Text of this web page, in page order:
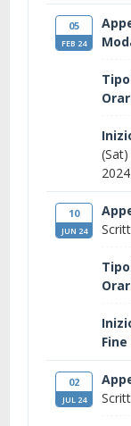
05
FEB 24
(Sat)
10
JUN 24
02
JUL 24